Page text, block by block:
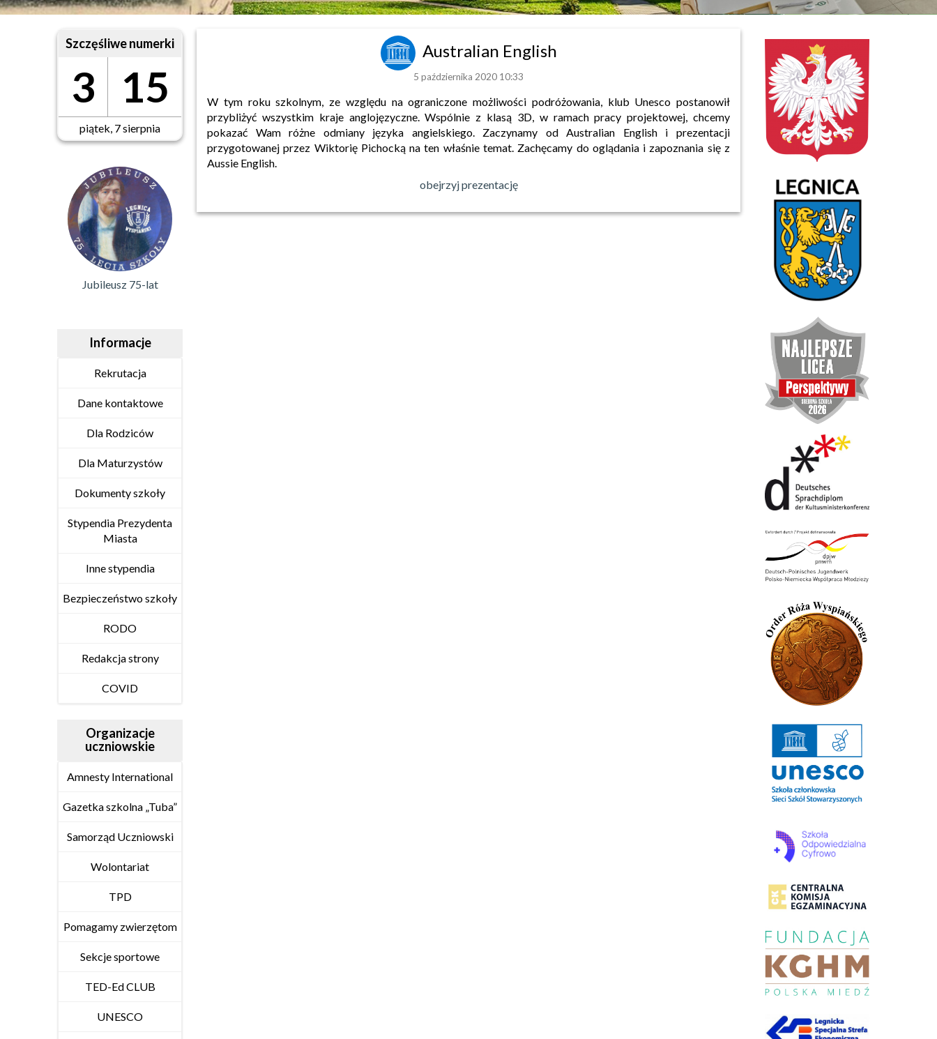
Szczęśliwe numerki
3 15
piątek, 7 sierpnia
Jubileusz 75-lat
Informacje
Rekrutacja
Dane kontaktowe
Dla Rodziców
Dla Maturzystów
Dokumenty szkoły
Stypendia Prezydenta
Miasta
Inne stypendia
Bezpieczeństwo szkoły
RODO
Redakcja strony
COVID
Organizacje
uczniowskie
Amnesty International
Gazetka szkolna „Tuba”
Samorząd Uczniowski
Wolontariat
TPD
Pomagamy zwierzętom
Sekcje sportowe
TED-Ed CLUB
UNESCO
Australian English
5 października 2020 10:33
W tym roku szkolnym, ze względu na ograniczone możliwości podróżowania, klub Unesco postanowił
przybliżyć wszystkim kraje anglojęzyczne. Wspólnie z klasą 3D, w ramach pracy projektowej, chcemy
pokazać Wam różne odmiany języka angielskiego. Zaczynamy od Australian English i prezentacji
przygotowanej przez Wiktorię Pichocką na ten właśnie temat. Zachęcamy do oglądania i zapoznania się z
Aussie English.
obejrzyj prezentację